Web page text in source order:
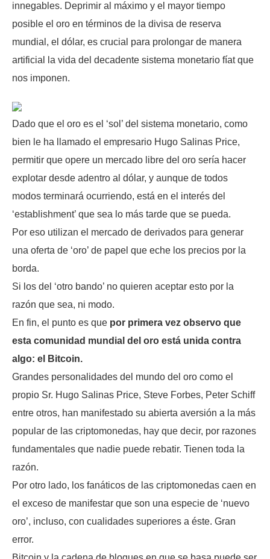
innegables. Deprimir al máximo y el mayor tiempo
posible el oro en términos de la divisa de reserva
mundial, el dólar, es crucial para prolongar de manera
artificial la vida del decadente sistema monetario fíat que
nos imponen.
Dado que el oro es el ‘sol’ del sistema monetario, como
bien le ha llamado el empresario Hugo Salinas Price,
permitir que opere un mercado libre del oro sería hacer
explotar desde adentro al dólar, y aunque de todos
modos terminará ocurriendo, está en el interés del
‘establishment’ que sea lo más tarde que se pueda.
Por eso utilizan el mercado de derivados para generar
una oferta de ‘oro’ de papel que eche los precios por la
borda.
Si los del ‘otro bando’ no quieren aceptar esto por la
razón que sea, ni modo.
En fin, el punto es que por primera vez observo que
esta comunidad mundial del oro está unida contra
algo: el Bitcoin.
Grandes personalidades del mundo del oro como el
propio Sr. Hugo Salinas Price, Steve Forbes, Peter Schiff
entre otros, han manifestado su abierta aversión a la más
popular de las criptomonedas, hay que decir, por razones
fundamentales que nadie puede rebatir. Tienen toda la
razón.
Por otro lado, los fanáticos de las criptomonedas caen en
el exceso de manifestar que son una especie de ‘nuevo
oro’, incluso, con cualidades superiores a éste. Gran
error.